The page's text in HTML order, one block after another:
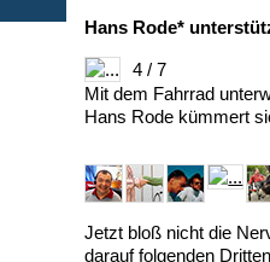
Hans Rode*
4 / 7
Mit dem Fahrrad
Hans Rode kümmert
Jetzt bloß nicht die
darauf folgenden